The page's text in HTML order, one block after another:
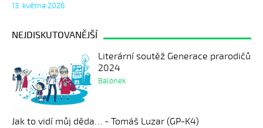
13. května 2026
NEJDISKUTOVANĚJŠÍ
Literární soutěž Generace prarodičů
2024
Balónek
Jak to vidí můj děda… - Tomáš Luzar (GP-K4)